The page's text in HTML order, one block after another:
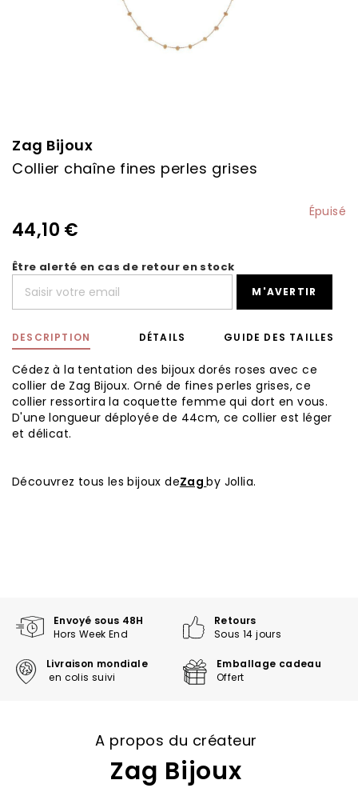
Zag Bijoux
Collier chaîne fines perles grises
Épuisé
44,10 €
Être alerté en cas de retour en stock
M'AVERTIR
DESCRIPTION
Cédez à la tentation des bijoux dorés roses avec ce
collier de Zag Bijoux. Orné de fines perles grises, ce
collier ressortira la coquette femme qui dort en vous.
D'une longueur déployée de 44cm, ce collier est léger
et délicat.
Découvrez tous les bijoux deZagby Jollia.
DÉTAILS GUIDE DES TAILLES
the
beginning
of
Envoyé sous 48H
Hors Week End
Retours
Sous 14 jours
Livraison mondiale
en colis suivi
Emballage cadeau
Offert
A propos du créateur
Zag Bijoux